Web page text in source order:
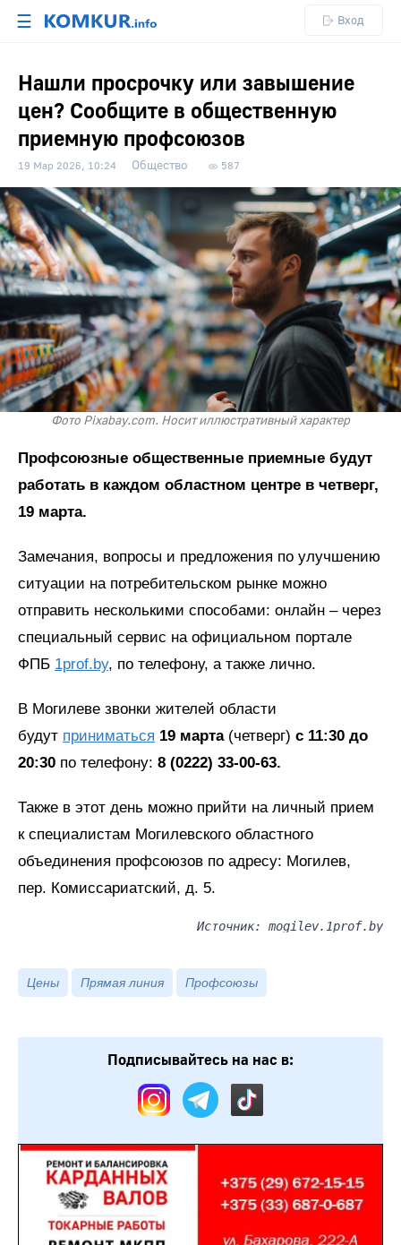
☰ Вход
Нашли просрочку или завышение
цен? Сообщите в общественную
приемную профсоюзов
19 Мар 2026, 10:24 Общество 587
Фото Pixabay.com. Носит иллюстративный характер
Профсоюзные общественные приемные будут
работать в каждом областном центре в четверг,
19 марта.
Замечания, вопросы и предложения по улучшению
ситуации на потребительском рынке можно
отправить несколькими способами: онлайн – через
специальный сервис на официальном портале
ФПБ 1prof.by, по телефону, а также лично.
В Могилеве звонки жителей области
будут приниматься 19 марта(четверг) с 11:30 до
20:30 по телефону: 8 (0222) 33-00-63.
Также в этот день можно прийти на личный прием
к специалистам Могилевского областного
объединения профсоюзов по адресу: Могилев,
пер. Комиссариатский, д. 5.
Источник: mogilev.1prof.by
Цены Прямая линия Профсоюзы
Подписывайтесь на нас в: